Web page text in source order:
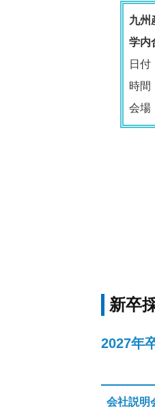
九州
学内
日付
時間
会場
新卒
2027年
会社説明